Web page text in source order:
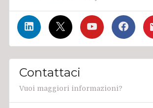
Contattaci
Vuoi maggiori informazioni?